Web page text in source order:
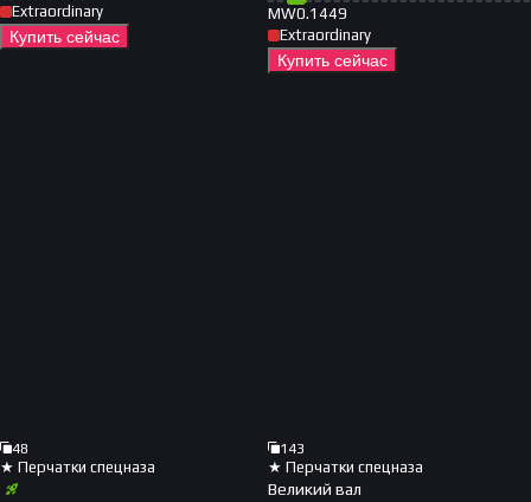
Extraordinary
Купить сейчас
MW0.1449
Extraordinary
Купить сейчас
48
★ Перчатки спецназа
143
★ Перчатки спецназа
Великий вал